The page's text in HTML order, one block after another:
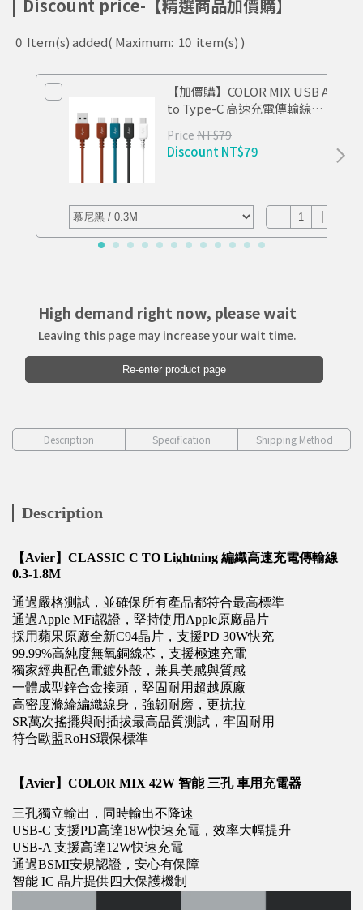
Discount price-【精選商品加價購】
0 Item(s) added( Maximum: 10 item(s) )
【加價購】COLOR MIX USB A
to Type-C 高速充電傳輸線
Price NT$79
Discount NT$79
High demand right now, please wait
Leaving this page may increase your wait time.
Re-enter product page
Description Specification Shipping Method
Description
【Avier】CLASSIC C TO Lightning 編織高速充電傳輸線
0.3-1.8M
通過嚴格測試，並確保所有產品都符合最高標準
通過Apple MFi認證，堅持使用Apple原廠晶片
採用蘋果原廠全新C94晶片，支援PD 30W快充
99.99%高純度無氧銅線芯，支援極速充電
獨家經典配色電鍍外殼，兼具美感與質感
一體成型鋅合金接頭，堅固耐用超越原廠
高密度滌綸編織線身，強韌耐磨，更抗拉
SR萬次搖擺與耐插拔最高品質測試，牢固耐用
符合歐盟RoHS環保標準
【Avier】COLOR MIX 42W 智能 三孔 車用充電器
三孔獨立輸出，同時輸出不降速
USB-C 支援PD高達18W快速充電，效率大幅提升
USB-A 支援高達12W快速充電
通過BSMI安規認證，安心有保障
智能 IC 晶片提供四大保護機制